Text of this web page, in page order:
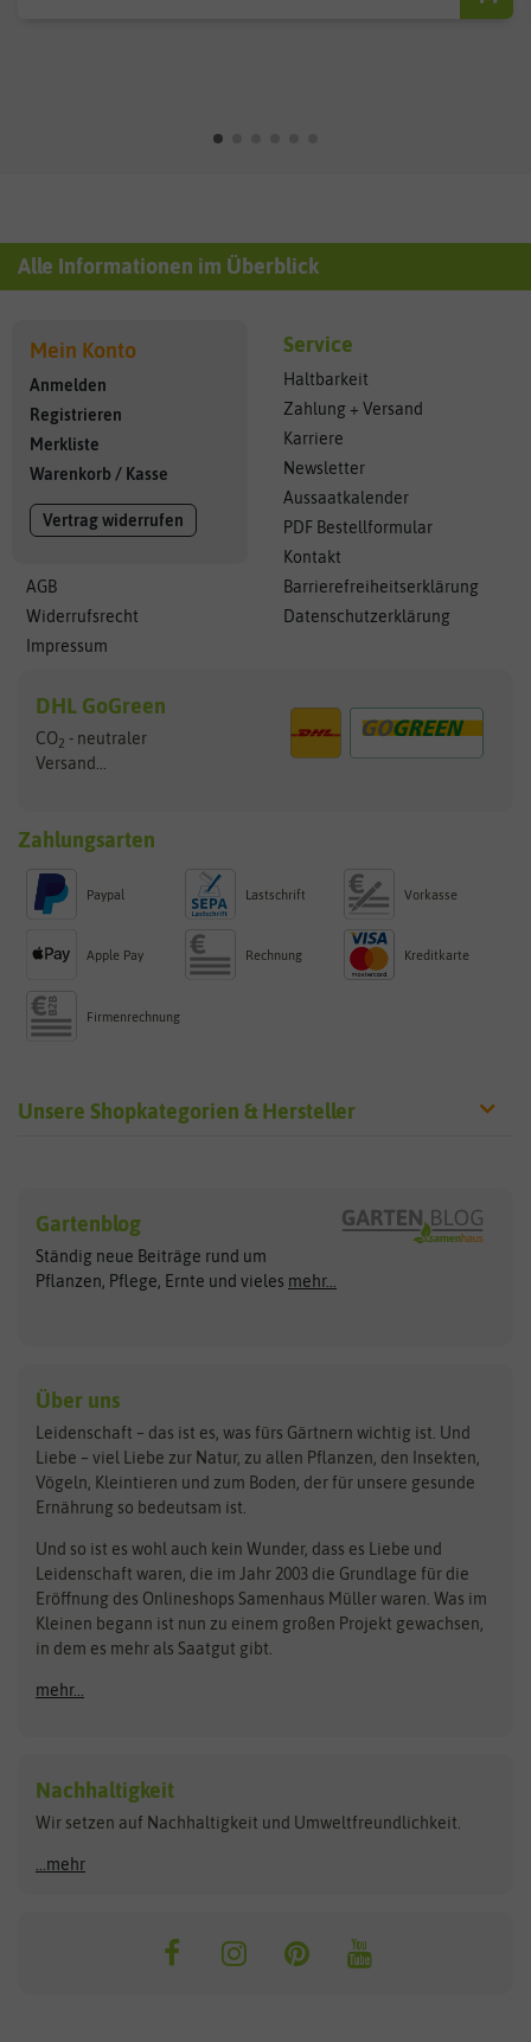
Alle Informationen im Überblick
Mein Konto
Anmelden
Registrieren
Merkliste
Warenkorb / Kasse
Vertrag widerrufen
AGB
Widerrufsrecht
Impressum
Service
Haltbarkeit
Zahlung + Versand
Karriere
Newsletter
Aussaatkalender
PDF Bestellformular
Kontakt
Barrierefreiheitserklärung
Datenschutzerklärung
DHL GoGreen
CO2 - neutraler
Versand...
Zahlungsarten
Paypal Lastschrift Vorkasse
Apple Pay Rechnung Kreditkarte
Firmenrechnung
Unsere Shopkategorien & Hersteller
Exotische Samen
Gemüsesamen
Gründünger
Kräutersamen
Obstsamen
Pilzbrut
Rasensamen
Steckzwiebeln
Zimmer & Kübelpflanzen
Kataloge
Schnäppchen
Anzucht & Gartenzubehör
Anzuchtschalen
Heizmatte & Heizkabel
Kokos-Quelltabletten
Zimmergewächshaus
Arche Noah
ASB Greenworld
Benary
Bingenheimer Saatgut
Bionana
BIOWOL
Blumicorn
Bûten Birds
Carl Pabst
Clever Pots
COMPO
Dürr-Samen
Feldsaaten Freudenberger
Fertil
Flora Elite
Florissa
Flortis
Franchi Sementi
Hortitops
JUB Holland
Gartenblog
Ständig neue Beiträge rund um
Pflanzen, Pflege, Ernte und vieles mehr...
Über uns
Leidenschaft – das ist es, was fürs Gärtnern wichtig ist. Und
Liebe – viel Liebe zur Natur, zu allen Pflanzen, den Insekten,
Vögeln, Kleintieren und zum Boden, der für unsere gesunde
Ernährung so bedeutsam ist.
Und so ist es wohl auch kein Wunder, dass es Liebe und
Leidenschaft waren, die im Jahr 2003 die Grundlage für die
Eröffnung des Onlineshops Samenhaus Müller waren. Was im
Kleinen begann ist nun zu einem großen Projekt gewachsen,
in dem es mehr als Saatgut gibt.
mehr...
Nachhaltigkeit
Wir setzen auf Nachhaltigkeit und Umweltfreundlichkeit.
...mehr